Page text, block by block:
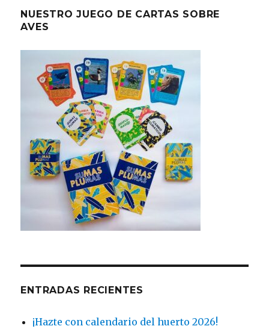
NUESTRO JUEGO DE CARTAS SOBRE
AVES
ENTRADAS RECIENTES
¡Hazte con calendario del huerto 2026!